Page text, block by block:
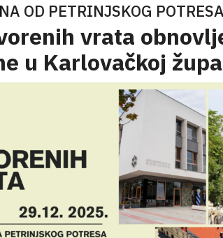
OD PETRINJSKOG POTRESA
vrata
u Karlovačkoj